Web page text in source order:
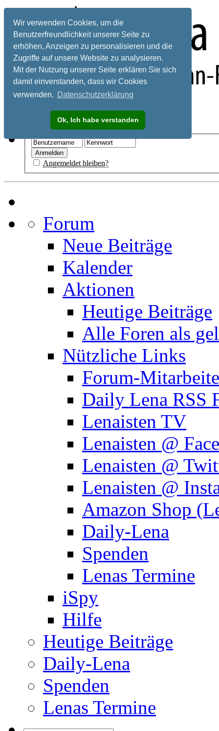
Wir verwenden Cookies, um die
Benutzerfreundlichkeit unserer Seite zu
erhöhen, Anzeigen zu personalisieren und die
Zugriffe auf unsere Website zu analysieren.
Mit der Nutzung unserer Seite erklären Sie sich
damit einverstanden, dass wir Cookies
verwenden. Datenschutzerklärung
Ok, Ich habe verstanden
Registrieren
Angemeldet bleiben?
Forum
Neue Beiträge
Kalender
Aktionen
Heutige Beiträge
Alle Foren als
Nützliche Links
Forum-
Daily Lena RSS
Lenaisten TV
Lenaisten @
Lenaisten @
Lenaisten @
Amazon Shop
Daily-Lena
Spenden
Lenas Termine
iSpy
Hilfe
Heutige Beiträge
Daily-Lena
Spenden
Lenas Termine